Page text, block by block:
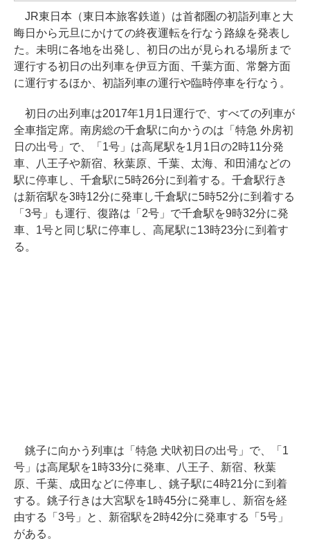
JR東日本（東日本旅客鉄道）は首都圏の初詣列車と大
晦日から元旦にかけての終夜運転を行なう路線を発表し
た。未明に各地を出発し、初日の出が見られる場所まで
運行する初日の出列車を伊豆方面、千葉方面、常磐方面
に運行するほか、初詣列車の運行や臨時停車を行なう。
初日の出列車は2017年1月1日運行で、すべての列車が
全車指定席。南房総の千倉駅に向かうのは「特急 外房初
日の出号」で、「1号」は高尾駅を1月1日の2時11分発
車、八王子や新宿、秋葉原、千葉、太海、和田浦などの
駅に停車し、千倉駅に5時26分に到着する。千倉駅行き
は新宿駅を3時12分に発車し千倉駅に5時52分に到着する
「3号」も運行、復路は「2号」で千倉駅を9時32分に発
車、1号と同じ駅に停車し、高尾駅に13時23分に到着す
る。
銚子に向かう列車は「特急 犬吠初日の出号」で、「1
号」は高尾駅を1時33分に発車、八王子、新宿、秋葉
原、千葉、成田などに停車し、銚子駅に4時21分に到着
する。銚子行きは大宮駅を1時45分に発車し、新宿を経
由する「3号」と、新宿駅を2時42分に発車する「5号」
がある。